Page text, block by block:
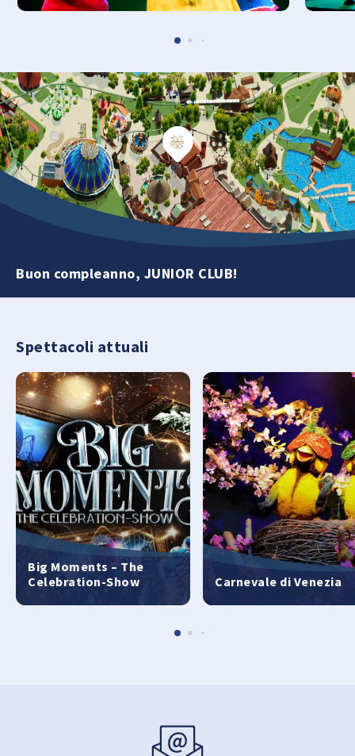
Buon compleanno, JUNIOR CLUB!
Spettacoli attuali
Big Moments – The
Celebration-Show
Carnevale di Venezia